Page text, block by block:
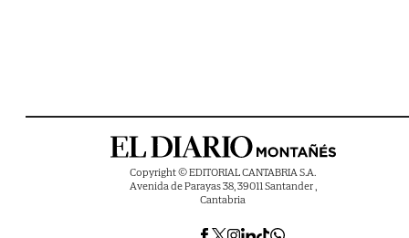
Copyright © EDITORIAL CANTABRIA S.A.
Avenida de Parayas 38, 39011 Santander ,
Cantabria